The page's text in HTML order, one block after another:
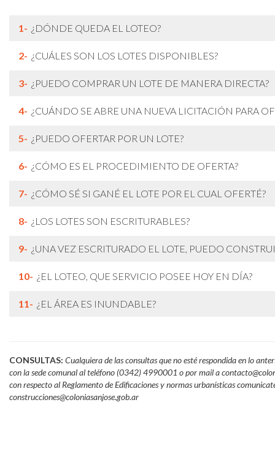
1- ¿DÓNDE QUEDA EL LOTEO?
2- ¿CUÁLES SON LOS LOTES DISPONIBLES?
3- ¿PUEDO COMPRAR UN LOTE DE MANERA DIRECTA?
4- ¿CUÁNDO SE ABRE UNA NUEVA LICITACIÓN PARA
5- ¿PUEDO OFERTAR POR UN LOTE?
6- ¿CÓMO ES EL PROCEDIMIENTO DE OFERTA?
7- ¿CÓMO SÉ SI GANÉ EL LOTE POR EL CUAL OFERTÉ?
8- ¿LOS LOTES SON ESCRITURABLES?
9- ¿UNA VEZ ESCRITURADO EL LOTE, PUEDO
10- ¿EL LOTEO, QUE SERVICIO POSEE HOY EN DÍA?
11- ¿EL ÁREA ES INUNDABLE?
CONSULTAS: Cualquiera de las consultas que no esté respondida en lo
con la sede comunal al teléfono (0342) 4990001 o por mail a
con respecto al Reglamento de Edificaciones y normas urbanísticas
construcciones@coloniasanjose.gob.ar